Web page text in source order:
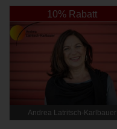
10% Rabatt
Andrea Latritsch-Karlbauer